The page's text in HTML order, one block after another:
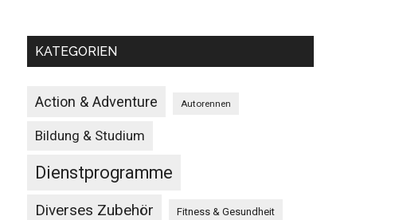
KATEGORIEN
Action & Adventure Autorennen
Bildung & Studium
Dienstprogramme
Diverses Zubehör Fitness & Gesundheit